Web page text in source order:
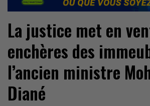
La justice met en
enchères des
l’ancien ministre
Diané